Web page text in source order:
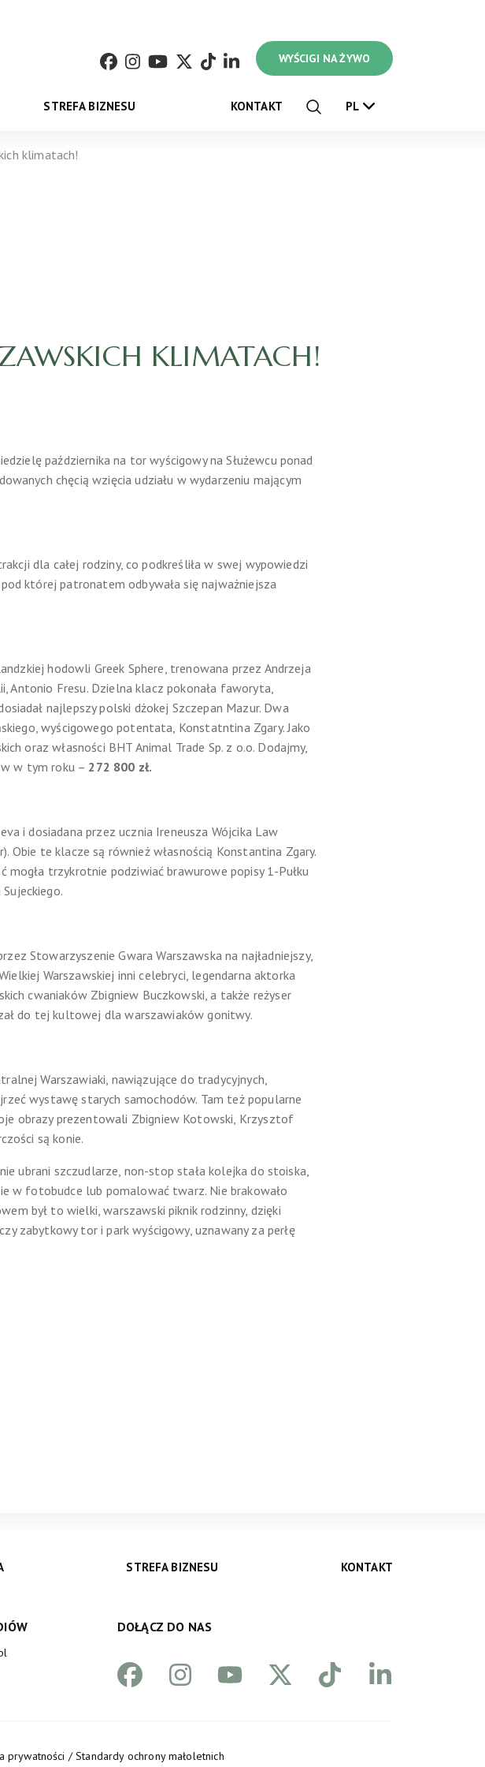
WYŚCIGI NA ŻYWO
STREFA BIZNESU KONTAKT PL
klimatach!
KLIMATACH!
października na tor wyścigowy na Służewcu ponad
chęcią wzięcia udziału w wydarzeniu mającym
dla całej rodziny, co podkreśliła w swej wypowiedzi
której patronatem odbywała się najważniejsza
hodowli Greek Sphere, trenowana przez Andrzeja
Antonio Fresu. Dzielna klacz pokonała faworyta,
najlepszy polski dżokej Szczepan Mazur. Dwa
wyścigowego potentata, Konstatntina Zgary. Jako
oraz własności BHT Animal Trade Sp. z o.o. Dodajmy,
w w tym roku – 272 800 zł.
i dosiadana przez ucznia Ireneusza Wójcika Law
Obie te klacze są również własnością Konstantina Zgary.
mogła trzykrotnie podziwiać brawurowe popisy 1-Pułku
Stowarzyszenie Gwara Warszawska na najładniejszy,
Warszawskiej inni celebryci, legendarna aktorka
cwaniaków Zbigniew Buczkowski, a także reżyser
do tej kultowej dla warszawiaków gonitwy.
Warszawiaki, nawiązujące do tradycyjnych,
wystawę starych samochodów. Tam też popularne
obrazy prezentowali Zbigniew Kotowski, Krzysztof
są konie.
ubrani szczudlarze, non-stop stała kolejka do stoiska,
w fotobudce lub pomalować twarz. Nie brakowało
był to wielki, warszawski piknik rodzinny, dzięki
zabytkowy tor i park wyścigowy, uznawany za perłę
STREFA BIZNESU KONTAKT
DOŁĄCZ DO NAS
prywatności /Standardy ochrony małoletnich